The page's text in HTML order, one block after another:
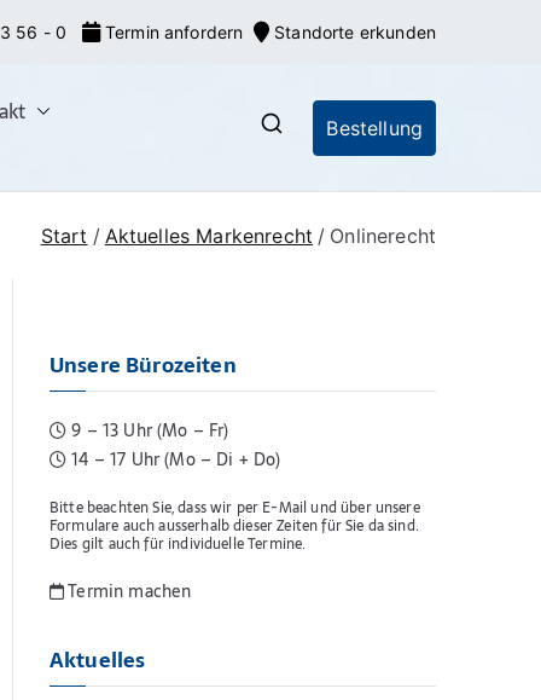
56 - 0 Termin anfordern Standorte erkunden
Markeneroberer
(EU-Marken) und IR-Marken
Markenrecherchen
Bestellung
Start Aktuelles Markenrecht Onlinerecht
Unsere Bürozeiten
9 – 13 Uhr (Mo – Fr)
14 – 17 Uhr (Mo – Di + Do)
Bitte beachten Sie, dass wir per E-Mail und über unsere
Formulare auch ausserhalb dieser Zeiten für Sie da sind.
Dies gilt auch für individuelle Termine.
Termin machen
Aktuelles